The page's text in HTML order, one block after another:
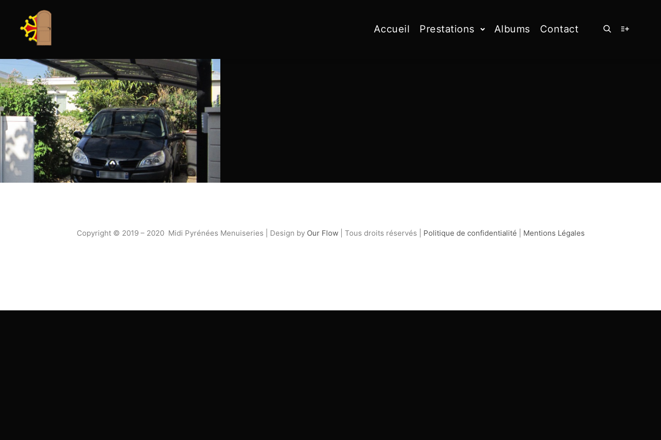
Accueil Prestations Albums Contact
Copyright © 2019 – 2020 Midi Pyrénées Menuiseries | Design by Our Flow | Tous droits réservés | Politique de confidentialité Mentions Légales